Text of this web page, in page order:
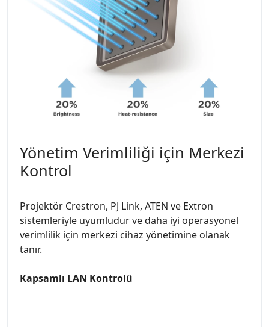
Yönetim Verimliliği için Merkezi
Kontrol
Projektör Crestron, PJ Link, ATEN ve Extron
sistemleriyle uyumludur ve daha iyi operasyonel
verimlilik için merkezi cihaz yönetimine olanak
tanır.
Kapsamlı LAN Kontrolü